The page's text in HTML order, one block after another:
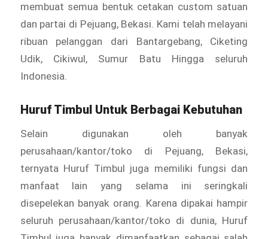
membuat semua bentuk cetakan custom satuan
dan partai di Pejuang, Bekasi. Kami telah melayani
ribuan pelanggan dari Bantargebang, Ciketing
Udik, Cikiwul, Sumur Batu Hingga seluruh
Indonesia.
Huruf Timbul Untuk Berbagai Kebutuhan
Selain digunakan oleh banyak
perusahaan/kantor/toko di Pejuang, Bekasi,
ternyata Huruf Timbul juga memiliki fungsi dan
manfaat lain yang selama ini seringkali
disepelekan banyak orang. Karena dipakai hampir
seluruh perusahaan/kantor/toko di dunia, Huruf